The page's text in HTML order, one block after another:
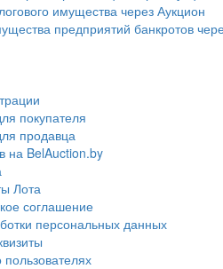
имущества через Аукцион
предприятий банкротов
покупателя
продавца
на BelAuction.by
Лота
соглашение
персональных данных